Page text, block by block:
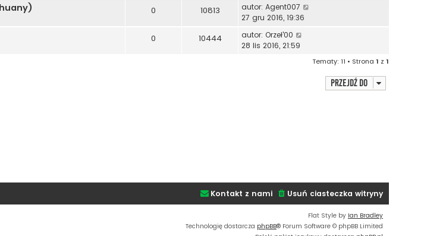
0 10813 autor: Agent007
27 gru 2016, 19:36
0 10444 autor: Orzeł'00
28 lis 2016, 21:59
Tematy: 11 • Strona 1 z 1
Przejdź do
Usuń ciasteczka witryny
Kontakt z nami
Flat Style by Ian Bradley
Technologię dostarcza phpBB® Forum Software © phpBB Limited